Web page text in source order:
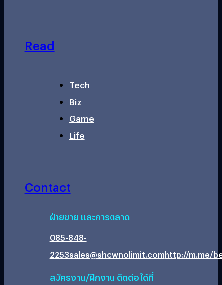
Read
Tech
Biz
Game
Life
Contact
ฝ่ายขาย และการตลาด
085-848-
2253sales@shownolimit.comhttp://m.me/
สมัครงาน/ฝึกงาน ติดต่อได้ที่